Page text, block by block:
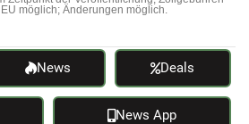
möglich; Änderungen möglich.
News Deals
News App